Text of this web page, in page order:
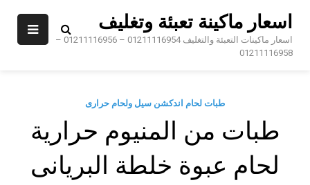
اسعار ماكينة تعبئة وتغليف
اسعار ماكينات التعبئة والتغليف 01211116954 – 01211116956 –
01211116958
طبات لحام اندكشن سيل ولحام حرارى
طبات من المنيوم حرارية
لحام عبوة خلطة البريانى